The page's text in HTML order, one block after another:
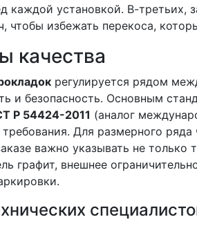
каждой установкой. В-третьих,
чтобы избежать перекоса,
качества
регулируется рядом
и безопасность. Основным
Р 54424-2011 (аналог
Для размерного ряда
важно указывать не только
графит, внешнее